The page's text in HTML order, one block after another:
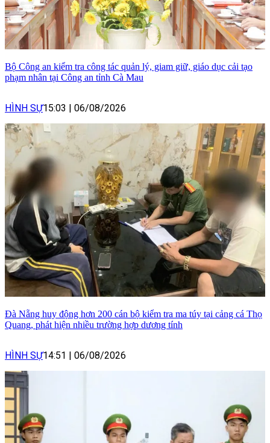
Bộ Công an kiểm tra công tác quản lý, giam giữ, giáo dục cải tạo
phạm nhân tại Công an tỉnh Cà Mau
HÌNH SỰ15:03 06/08/2026
Đà Nẵng huy động hơn 200 cán bộ kiểm tra ma túy tại cảng cá Thọ
Quang, phát hiện nhiều trường hợp dương tính
HÌNH SỰ14:51 06/08/2026